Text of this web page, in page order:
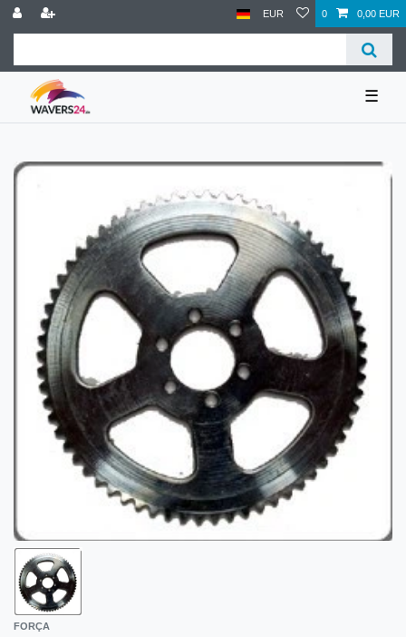
EUR 0 0,00 EUR
☰
FORÇA